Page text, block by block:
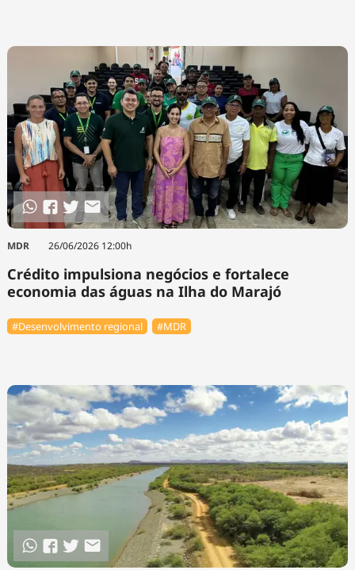
MDR 26/06/2026 12:00h
Crédito impulsiona negócios e fortalece
economia das águas na Ilha do Marajó
#Desenvolvimento regional #MDR